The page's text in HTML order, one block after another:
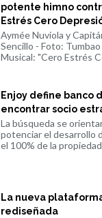
potente himno
Estrés Cero
Aymée Nuviola y
Sencillo - Foto:
Musical: "Cero Estrés
Enjoy define banco
encontrar socio
La búsqueda se
potenciar el desarrollo
el 100% de la
La nueva
rediseñada